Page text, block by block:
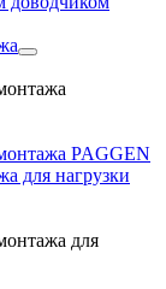
PAGGEN
для нагрузки
для